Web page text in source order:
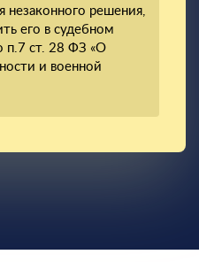
незаконного решения,
его в судебном
п.7 ст. 28 ФЗ «О
и военной